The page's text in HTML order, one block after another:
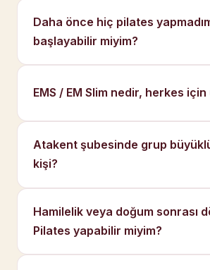
Daha önce hiç pilates
başlayabilir miyim?
EMS / EM Slim nedir, herkes
Atakent şubesinde grup
kişi?
Hamilelik veya doğum sonrası
Pilates yapabilir miyim?